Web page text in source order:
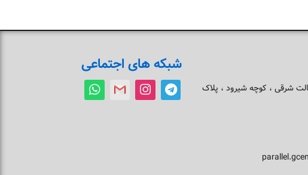
شرقی ، کوچه شیرود ، پلاک
شبکه های اجتماعی